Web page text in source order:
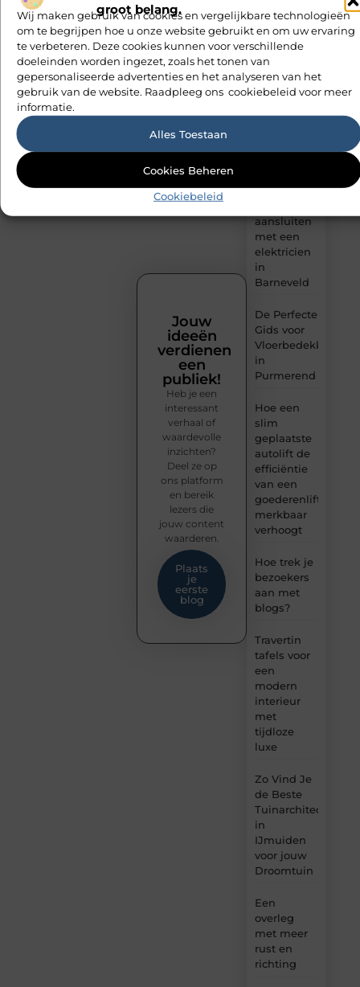
groot belang.
Wij maken gebruik van cookies en vergelijkbare technologieën
om te begrijpen hoe u onze website gebruikt en om uw ervaring
te verbeteren. Deze cookies kunnen voor verschillende
doeleinden worden ingezet, zoals het tonen van
gepersonaliseerde advertenties en het analyseren van het
gebruik van de website. Raadpleeg ons cookiebeleid voor meer
informatie.
Alles Toestaan
Cookies Beheren
Cookiebeleid
boordevol
ideeën,
tips
en
inzichten.
PSG
aansluiten
met een
elektricien
in
Barneveld
De Perfecte
Gids voor
Vloerbedekking
in
Purmerend
Hoe een
slim
geplaatste
autolift de
efficiëntie
van een
goederenlift
merkbaar
verhoogt
Hoe trek je
bezoekers
aan met
blogs?
Travertin
tafels voor
een
modern
interieur
met
tijdloze
luxe
Zo Vind Je
de Beste
Tuinarchitect
in
IJmuiden
voor jouw
Droomtuin
Een
overleg
met meer
rust en
richting
Jouw
ideeën
verdienen
een
publiek!
Heb je een
interessant
verhaal of
waardevolle
inzichten?
Deel ze op
ons platform
en bereik
lezers die
jouw content
waarderen.
Plaats
je
eerste
blog